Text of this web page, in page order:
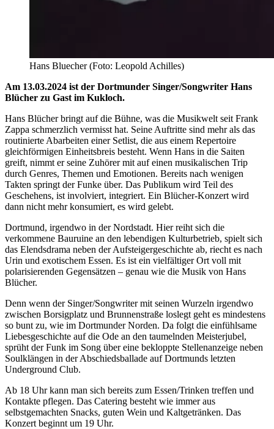
Hans Bluecher (Foto: Leopold Achilles)
Am 13.03.2024 ist der Dortmunder Singer/Songwriter Hans
Blücher zu Gast im Kukloch.
Hans Blücher bringt auf die Bühne, was die Musikwelt seit Frank
Zappa schmerzlich vermisst hat. Seine Auftritte sind mehr als das
routinierte Abarbeiten einer Setlist, die aus einem Repertoire
gleichförmigen Einheitsbreis besteht. Wenn Hans in die Saiten
greift, nimmt er seine Zuhörer mit auf einen musikalischen Trip
durch Genres, Themen und Emotionen. Bereits nach wenigen
Takten springt der Funke über. Das Publikum wird Teil des
Geschehens, ist involviert, integriert. Ein Blücher-Konzert wird
dann nicht mehr konsumiert, es wird gelebt.
Dortmund, irgendwo in der Nordstadt. Hier reiht sich die
verkommene Bauruine an den lebendigen Kulturbetrieb, spielt sich
das Elendsdrama neben der Aufsteigergeschichte ab, riecht es nach
Urin und exotischem Essen. Es ist ein vielfältiger Ort voll mit
polarisierenden Gegensätzen – genau wie die Musik von Hans
Blücher.
Denn wenn der Singer/Songwriter mit seinen Wurzeln irgendwo
zwischen Borsigplatz und Brunnenstraße loslegt geht es mindestens
so bunt zu, wie im Dortmunder Norden. Da folgt die einfühlsame
Liebesgeschichte auf die Ode an den taumelnden Meisterjubel,
sprüht der Funk im Song über eine bekloppte Stellenanzeige neben
Soulklängen in der Abschiedsballade auf Dortmunds letzten
Underground Club.
Ab 18 Uhr kann man sich bereits zum Essen/Trinken treffen und
Kontakte pflegen. Das Catering besteht wie immer aus
selbstgemachten Snacks, guten Wein und Kaltgetränken. Das
Konzert beginnt um 19 Uhr.